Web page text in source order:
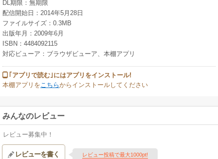
DL期限：無期限
配信開始日：2014年5月28日
ファイルサイズ：0.3MB
出版年月：2009年6月
ISBN：4484092115
対応ビューア：ブラウザビューア、本棚アプリ
｢アプリで読む｣にはアプリをインストール!
本棚アプリをこちらからインストールしてください
みんなのレビュー
レビュー募集中！
レビューを書く レビュー投稿で最大1000pt!